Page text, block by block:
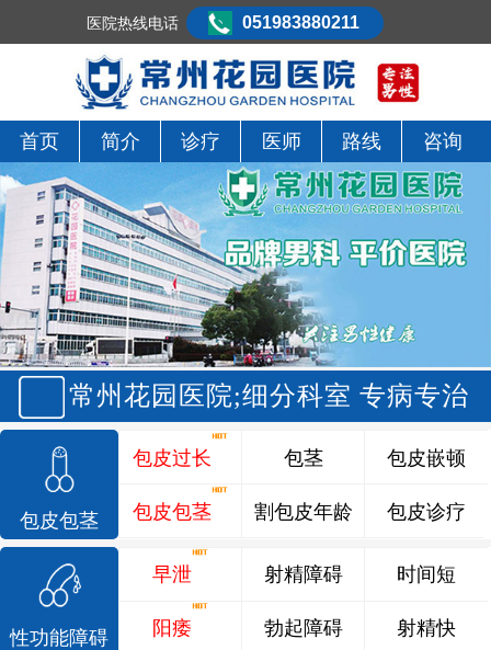
首页 简介 诊疗 医师 路线 咨询
常州花园医院;细分科室 专病专治
包皮包茎
包皮过长
包皮包茎
包茎
割包皮年龄
包皮嵌顿
包皮诊疗
性功能障碍
早泄
阳痿
射精障碍
勃起障碍
时间短
射精快
医院热线电话 051983880211